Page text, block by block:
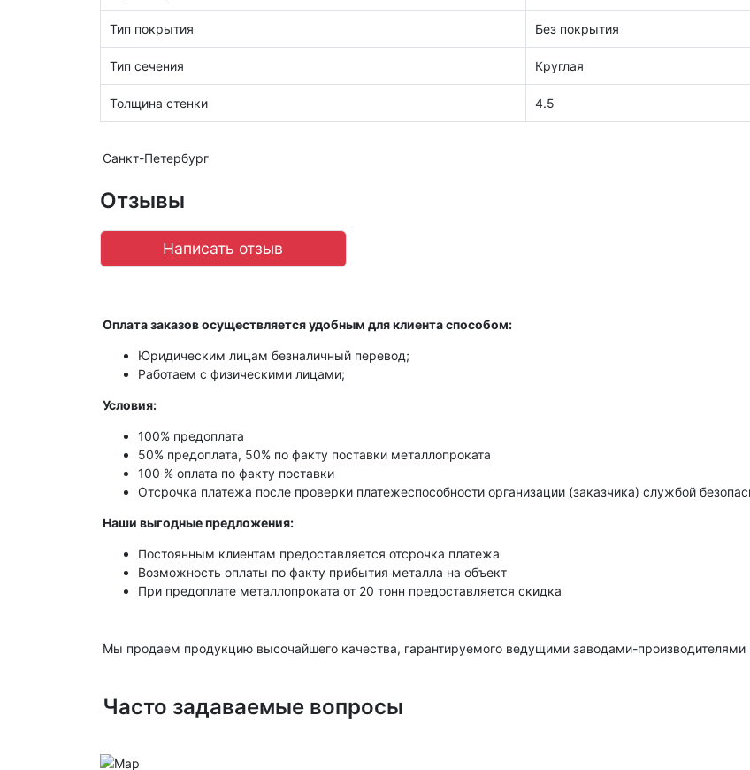
Тип покрытия Без покрытия
Тип сечения Круглая
Толщина стенки 4.5
Санкт-Петербург
Отзывы
Написать отзыв
Оплата заказов осуществляется удобным для клиента способом:
Юридическим лицам безналичный перевод;
Работаем с физическими лицами;
Условия:
100% предоплата
50% предоплата, 50% по факту поставки металлопроката
100 % оплата по факту поставки
Отсрочка платежа после проверки платежеспособности организации (заказчика) службой
Наши выгодные предложения:
Постоянным клиентам предоставляется отсрочка платежа
Возможность оплаты по факту прибытия металла на объект
При предоплате металлопроката от 20 тонн предоставляется скидка
Мы продаем продукцию высочайшего качества, гарантируемого ведущими заводами-
Часто задаваемые вопросы